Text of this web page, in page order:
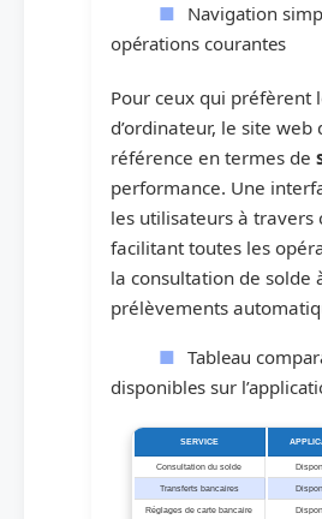
Navigation
opérations courantes
Pour ceux qui préfèrent
d’ordinateur, le site
référence en termes de
performance. Une
les utilisateurs à travers
facilitant toutes les
la consultation de solde
prélèvements
Tableau
disponibles sur
SERVICE
Consultation du solde
Transferts bancaires
Réglages de carte bancaire